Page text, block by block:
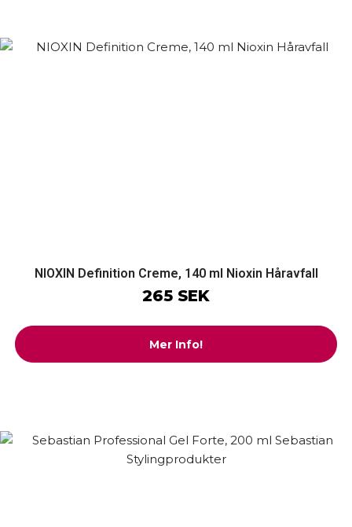
NIOXIN Definition Creme, 140 ml Nioxin Håravfall
265 SEK
Mer Info!